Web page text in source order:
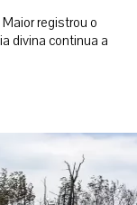
registrou o
divina continua a